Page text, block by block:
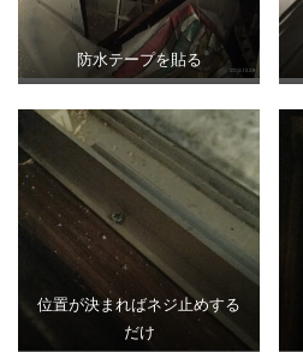
防水テープを貼る
位置が決まればネジ止めする
だけ